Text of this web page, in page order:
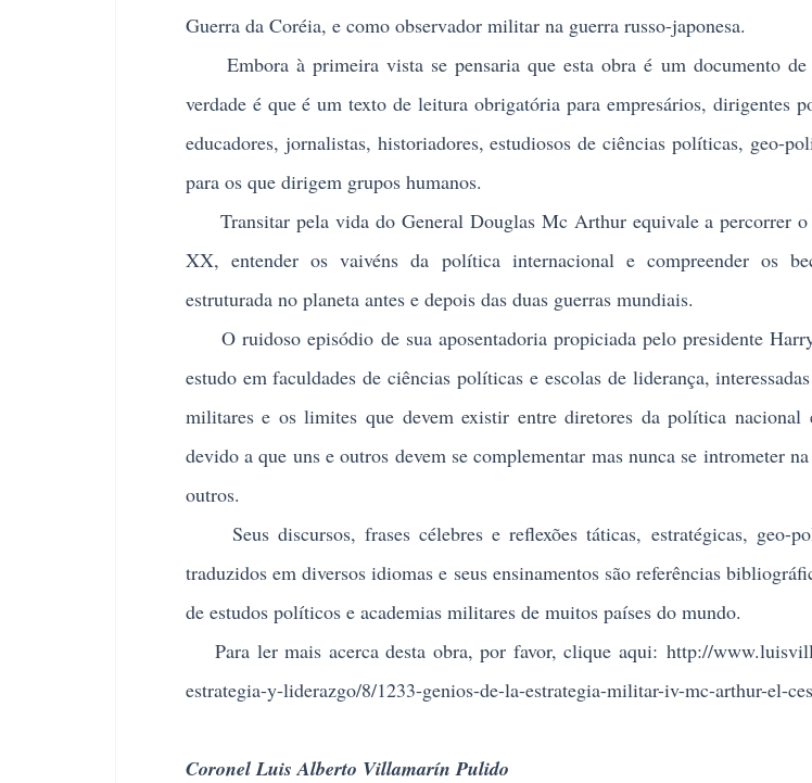
Guerra da Coréia, e como observador militar na guerra russo-japonesa.
Embora à primeira vista se pensaria que esta obra é um documento de
verdade é que é um texto de leitura obrigatória para empresários, dirigentes
educadores, jornalistas, historiadores, estudiosos de ciências políticas, geo-
para os que dirigem grupos humanos.
Transitar pela vida do General Douglas Mc Arthur equivale a percorrer o
XX, entender os vaivéns da política internacional e compreender os
estruturada no planeta antes e depois das duas guerras mundiais.
O ruidoso episódio de sua aposentadoria propiciada pelo presidente
estudo em faculdades de ciências políticas e escolas de liderança,
militares e os limites que devem existir entre diretores da política nacional
devido a que uns e outros devem se complementar mas nunca se intrometer
outros.
Seus discursos, frases célebres e reflexões táticas, estratégicas, geo-
traduzidos em diversos idiomas e seus ensinamentos são referências
de estudos políticos e academias militares de muitos países do mundo.
Para ler mais acerca desta obra, por favor, cliqueaqui: http://
estrategia-y-liderazgo/8/1233-genios-de-la-estrategia-militar-iv-mc-arthur-el-
Coronel Luis Alberto Villamarín Pulido